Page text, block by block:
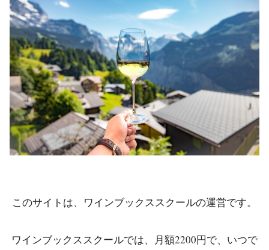
このサイトは、ワインブックススクールの運営です。
ワインブックススクールでは、月額2200円で、いつで